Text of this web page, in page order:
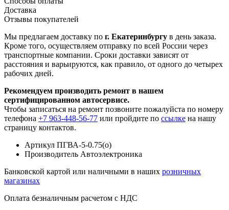
Доставка
Отзывы покупателей
Мы предлагаем доставку по г. Екатеринбургу в день заказа.
Кроме того, осуществляем отправку по всей России через
транспортные компании. Сроки доставки зависят от
расстояния и варьируются, как правило, от одного до четырех
рабочих дней.
Рекомендуем производить ремонт в нашем
сертифицированном автосервисе.
Чтобы записаться на ремонт позвоните пожалуйста по номеру
телефона +7 963-448-56-77 или пройдите по ссылке на нашу
страницу контактов.
Артикул ПГВА-5-0.75(о)
Производитель Автоэлектроника
Банковской картой или наличными в наших розничных
магазинах
Оплата безналичным расчетом с НДС